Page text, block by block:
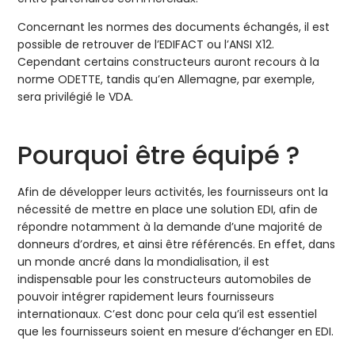
Concernant les normes des documents échangés, il est
possible de retrouver de l’EDIFACT ou l’ANSI X12.
Cependant certains constructeurs auront recours à la
norme ODETTE, tandis qu’en Allemagne, par exemple,
sera privilégié le VDA.
Pourquoi être équipé ?
Afin de développer leurs activités, les fournisseurs ont la
nécessité de mettre en place une solution EDI, afin de
répondre notamment à la demande d’une majorité de
donneurs d’ordres, et ainsi être référencés. En effet, dans
un monde ancré dans la mondialisation, il est
indispensable pour les constructeurs automobiles de
pouvoir intégrer rapidement leurs fournisseurs
internationaux. C’est donc pour cela qu’il est essentiel
que les fournisseurs soient en mesure d’échanger en EDI.